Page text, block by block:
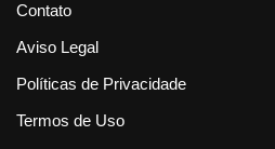
Contato
Aviso Legal
Políticas de Privacidade
Termos de Uso